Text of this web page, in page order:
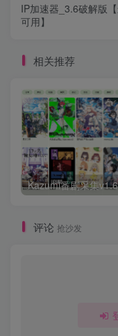
IP加速器_3.6破解版
可用】
相关推荐
评论 抢沙发